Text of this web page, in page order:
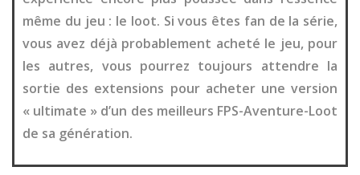
même du jeu : le loot. Si vous êtes fan de la série,
vous avez déjà probablement acheté le jeu, pour
les autres, vous pourrez toujours attendre la
sortie des extensions pour acheter une version
« ultimate » d’un des meilleurs FPS-Aventure-Loot
de sa génération.